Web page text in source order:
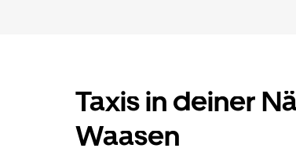
Taxis in deiner
Waasen